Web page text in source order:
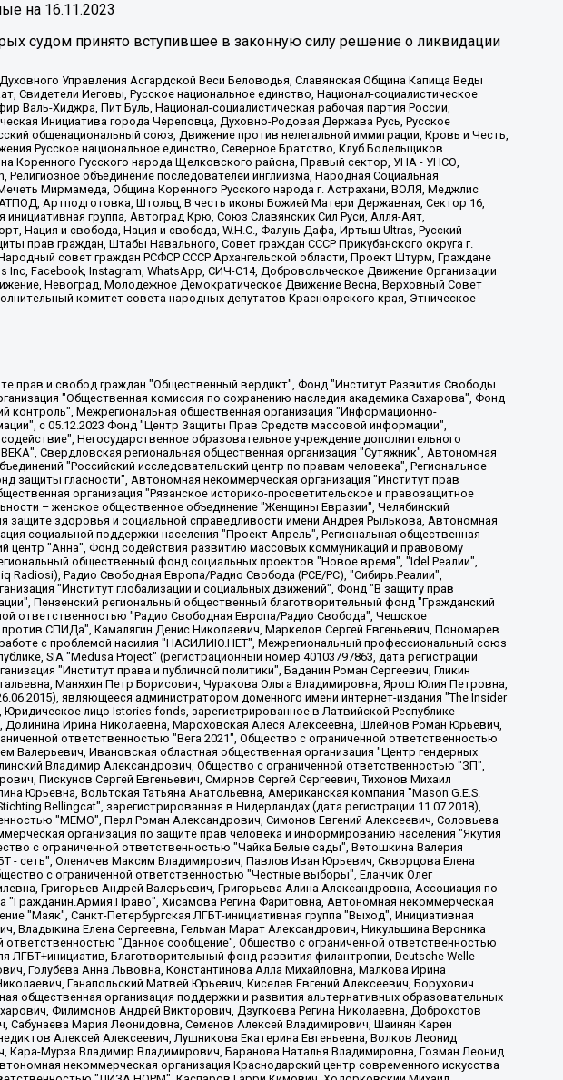
на 16.11.2023
судом принято вступившее в законную силу решение о ликвидации
Управления Асгардской Веси Беловодья, Славянская Община Капища Веды
Свидетели Иеговы, Русское национальное единство, Национал-социалистическое
Хиджра, Пит Буль, Национал-социалистическая рабочая партия России,
Инициатива города Череповца, Духовно-Родовая Держава Русь, Русское
общенациональный союз, Движение против нелегальной иммиграции, Кровь и Честь,
Русское национальное единство, Северное Братство, Клуб Болельщиков
Коренного Русского народа Щелковского района, Правый сектор, УНА - УНСО,
объединение последователей инглиизма, Народная Социальная
Мирмамеда, Община Коренного Русского народа г. Астрахани, ВОЛЯ, Меджлис
Артподготовка, Штольц, В честь иконы Божией Матери Державная, Сектор 16,
группа, Автоград Крю, Союз Славянских Сил Руси, Алля-Аят,
Нация и свобода, Нация и свобода, W.H.С., Фалунь Дафа, Иртыш Ultras, Русский
прав граждан, Штабы Навального, Совет граждан СССР Прикубанского округа г.
совет граждан РСФСР СССР Архангельской области, Проект Штурм, Граждане
Facebook, Instagram, WhatsApp, СИЧ-С14, Добровольческое Движение Организации
Невоград, Молодежное Демократическое Движение Весна, Верховный Совет
комитет совета народных депутатов Красноярского края, Этническое
Андрей Вячеславович, Клепиковская Екатерина Дмитриевна, Общество с ограниченной ответственностью "МЕМО", Перл Роман Александрович, Симонов Евгений Алексеевич, Соловьева Елена Анатольевна, Сотников Даниил Владимирович, Сурначева Елизавета Дмитриевна, Автономная некоммерческая организация по защите прав человека и информированию населения "Якутия – Наше Мнение", Общество с ограниченной ответственностью "Москоу диджитал медиа", с 26.01.2023 Общество с ограниченной ответственностью "Чайка Белые сады", Ветошкина Валерия Валерьевна, Заговора Максим Александрович, Межрегиональное общественное движение "Российская ЛГБТ - сеть", Оленичев Максим Владимирович, Павлов Иван Юрьевич, Скворцова Елена Сергеевна, Общество с ограниченной ответственностью "Как бы инагент", Кочетков Игорь Викторович, Общество с ограниченной ответственностью "Честные выборы", Еланчик Олег Александрович, Общество с ограниченной ответственностью "Нобелевский призыв", Гималова Регина Эмилевна, Григорьев Андрей Валерьевич, Григорьева Алина Александровна, Ассоциация по содействию защите прав призывников, альтернативнослужащих и военнослужащих "Правозащитная группа "Гражданин.Армия.Право", Хисамова Регина Фаритовна, Автономная некоммерческая организация по реализации социально-правовых программ "Лилит", Дальневосточное общественное движение "Маяк", Санкт-Петербургская ЛГБТ-инициативная группа "Выход", Инициативная группа ЛГБТ+ "Реверс", Алексеев Андрей Викторович, Бекбулатова Таисия Львовна, Беляев Иван Михайлович, Владыкина Елена Сергеевна, Гельман Марат Александрович, Никульшина Вероника Юрьевна, Толоконникова Надежда Андреевна, Шендерович Виктор Анатольевич, Общество с ограниченной ответственностью "Данное сообщение", Общество с ограниченной ответственностью Издательский дом "Новая глава", Айнбиндер Александра Александровна, Московский комьюнити-центр для ЛГБТ+инициатив, Благотворительный фонд развития филантропии, Deutsche Welle (Германия, Kurt-Schumacher-Strasse 3, 53113 Bonn), Борзунова Мария Михайловна, Воробьев Виктор Викторович, Голубева Анна Львовна, Константинова Алла Михайловна, Малкова Ирина Владимировна, Мурадов Мурад Абдулгалимович, Осетинская Елизавета Николаевна, Понасенков Евгений Николаевич, Ганапольский Матвей Юрьевич, Киселев Евгений Алексеевич, Борухович Ирина Григорьевна, Дремин Иван Тимофеевич, Дубровский Дмитрий Викторович, Красноярская региональная общественная организация поддержки и развития альтернативных образовательных технологий и межкультурных коммуникаций "ИНТЕРРА", Маяковская Екатерина Алексеевна, Фейгин Марк Захарович, Филимонов Андрей Викторович, Дзугкоева Регина Николаевна, Доброхотов Роман Александрович, Дудь Юрий Александрович, Елкин Сергей Владимирович, Кругликов Кирилл Игоревич, Сабунаева Мария Леонидовна, Семенов Алексей Владимирович, Шаинян Карен Багратович, Шульман Екатерина Михайловна, Асафьев Артур Валерьевич, Вахштайн Виктор Семенович, Венедиктов Алексей Алексеевич, Лушникова Екатерина Евгеньевна, Волков Леонид Михайлович, Невзоров Александр Глебович, Пархоменко Сергей Борисович, Сироткин Ярослав Николаевич, Кара-Мурза Владимир Владимирович, Баранова Наталья Владимировна, Гозман Леонид Яковлевич, Кагарлицкий Борис Юльевич, Климарев Михаил Валерьевич, Милов Владимир Станиславович, Автономная некоммерческая организация Краснодарский центр современного искусства "Типография", Моргенштерн Алишер Тагирович, Соболь Любовь Эдуардовна, Общество с ограниченной ответственностью "ЛИЗА НОРМ", Каспаров Гарри Кимович, Ходорковский Михаил Борисович, Общество с ограниченной ответственностью "Апрельские тезисы", Данилович Ирина Брониславовна, Кашин Олег Владимирович, Петров Николай Владимирович, Пивоваров Алексей Владимирович, Соколов Михаил Владимирович, Цветкова Юлия Владимировна, Чичваркин Евгений Александрович, Комитет против пыток/Команда против пыток, Общество с ограниченной ответственностью "Первый научный", Общество с ограниченной ответственностью "Вертолет и ко", Белоцерковская Вероника Борисовна, Кац Максим Евгеньевич, Лазарева Татьяна Юрьевна, Шаведдинов Руслан Табризович, Яшин Илья Валерьевич, Общество с ограниченной ответственностью "Иноагент ААВ", Алешковский Дмитрий Петрович, Альбац Евгения Марковна, Быков Дмитрий Львович, Галямина Юлия Евгеньевна, Лойко Сергей Леонидович, Мартынов Кирилл Константинович, Медведев Сергей Александрович, Крашенинников Федор Геннадиевич, Гордеева Катерина Вл